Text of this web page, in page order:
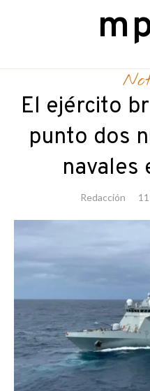
contentEl ejército
punto dos
navales
Redacción